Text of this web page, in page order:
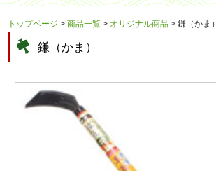
トップページ >商品一覧 > オリジナル商品 >鎌（かま）
鎌（かま）